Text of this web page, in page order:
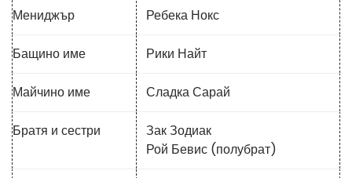
Мениджър Ребека Нокс
Бащино име Рики Найт
Майчино име Сладка Сарай
Братя и сестри
Зак Зодиак
Рой Бевис (полубрат)